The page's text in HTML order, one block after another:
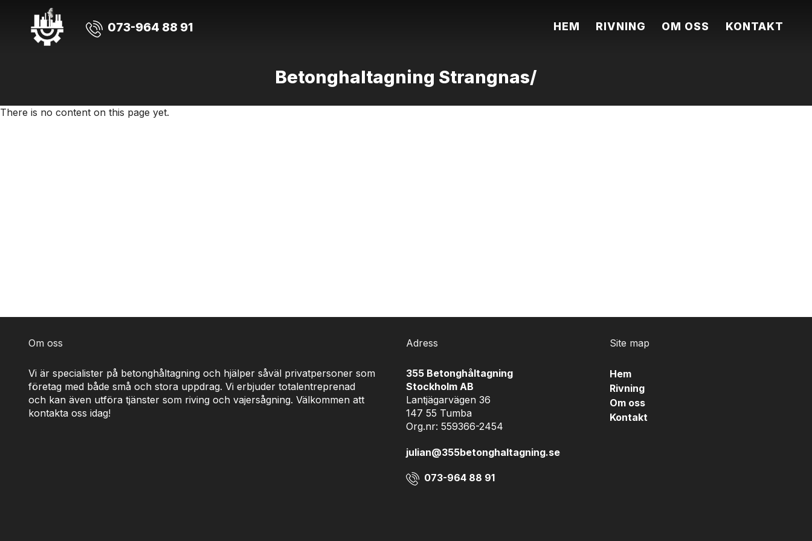
073-964 88 91 HEM RIVNING OM OSS KONTAKT
Betonghaltagning Strangnas/
There is no content on this page yet.
Om oss
Vi är specialister på betonghåltagning och hjälper såväl privatpersoner som
företag med både små och stora uppdrag. Vi erbjuder totalentreprenad
och kan även utföra tjänster som riving och vajersågning. Välkommen att
kontakta oss idag!
Adress
355 Betonghåltagning
Stockholm AB
Lantjägarvägen 36
147 55 Tumba
Org.nr: 559366-2454
julian@355betonghaltagning.se
073-964 88 91
Site map
Hem
Rivning
Om oss
Kontakt